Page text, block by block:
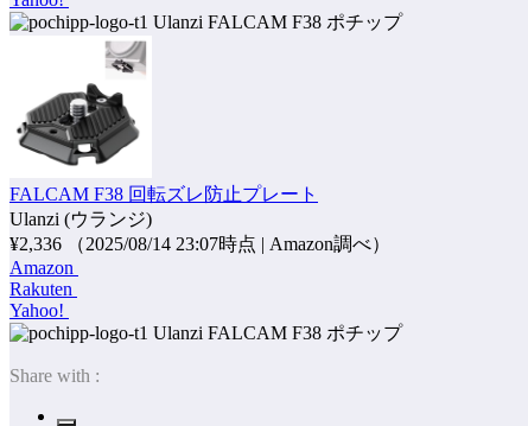
ポチップ
FALCAM F38 回転ズレ防止プレート
Ulanzi (ウランジ)
¥2,336
（2025/08/14 23:07時点 | Amazon調べ）
Amazon
Rakuten
Yahoo!
ポチップ
Share with :